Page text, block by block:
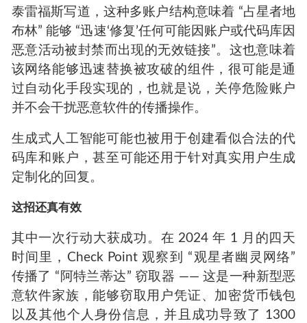
泰雷福斯写道，这种多账户结构意味着 “占星者地
布林” 能够 “迅速‘修复’任何可能因账户或代码库因
恶意活动被封禁而出现的无效链接”。这也意味着
该网络能够迅速替换被攻破的组件，很可能是通
过自动化手段实现的，也就是说，关停危险账户
并不会干扰恶意软件的传播操作。
生成式人工智能可能也被用于创建看似合法的代
码库和账户，甚至可能还用于针对真实用户生成
定制化的回复。
这招还真有效
其中一次行动大获成功。在 2024 年 1 月的四天
时间里，Check Point 观察到 “观星者幽灵网络”
传播了 “阿特兰蒂达” 窃取器 —— 这是一种新型恶
意软件家族，能够窃取用户凭证、加密货币钱包
以及其他个人身份信息，并且成功导致了 1300